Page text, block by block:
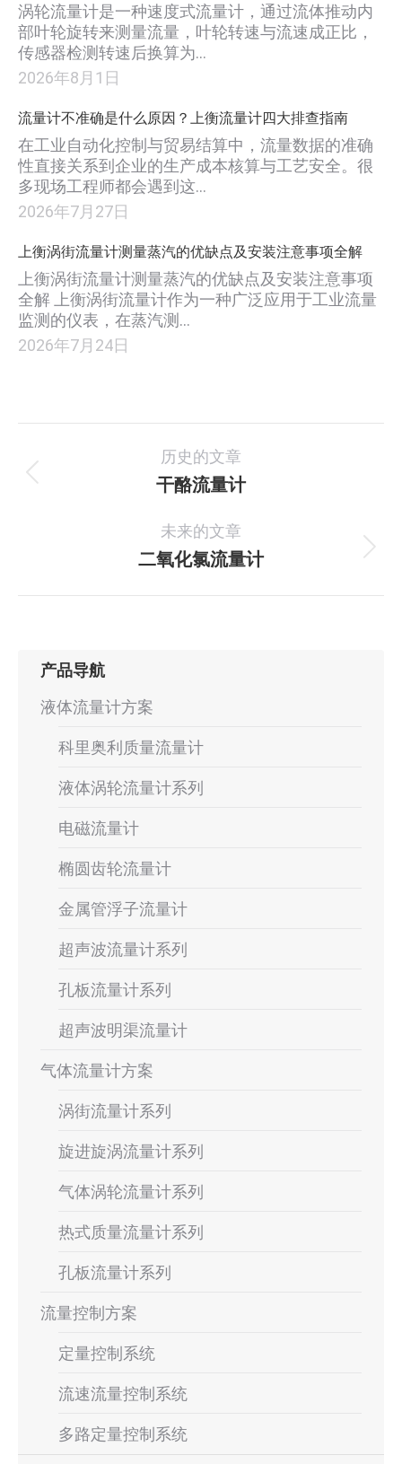
涡轮流量计是一种速度式流量计，通过流体推动内
部叶轮旋转来测量流量，叶轮转速与流速成正比，
传感器检测转速后换算为…
2026年8月1日
流量计不准确是什么原因？上衡流量计四大排查指南
在工业自动化控制与贸易结算中，流量数据的准确
性直接关系到企业的生产成本核算与工艺安全。很
多现场工程师都会遇到这…
2026年7月27日
上衡涡街流量计测量蒸汽的优缺点及安装注意事项全解
上衡涡街流量计测量蒸汽的优缺点及安装注意事项
全解 上衡涡街流量计作为一种广泛应用于工业流量
监测的仪表，在蒸汽测…
2026年7月24日
目
历史的文章
上
个
项
干酪流量计
未来的文章
下
二氧化氯流量计
产品导航
液体流量计方案
科里奥利质量流量计
液体涡轮流量计系列
电磁流量计
椭圆齿轮流量计
金属管浮子流量计
超声波流量计系列
孔板流量计系列
超声波明渠流量计
气体流量计方案
涡街流量计系列
旋进旋涡流量计系列
气体涡轮流量计系列
热式质量流量计系列
孔板流量计系列
流量控制方案
定量控制系统
流速流量控制系统
多路定量控制系统